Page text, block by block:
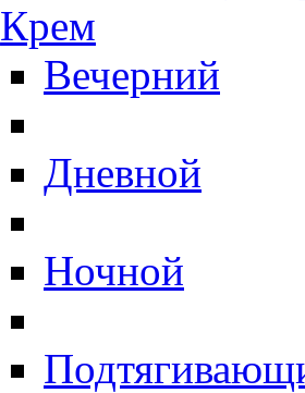
Крем
Вечерний
Дневной
Ночной